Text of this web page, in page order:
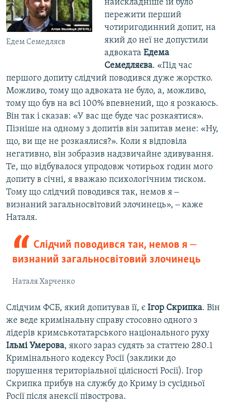
Едем Семедляєв
найскладніше їй було
пережити перший
чотиригодинний допит, на
який до неї не допустили
адвоката Едема
Семедляєва. «Під час
першого допиту слідчий поводився дуже жорстко.
Можливо, тому що адвоката не було, а, можливо,
тому що був на всі 100% впевнений, що я розкаюсь.
Він так і сказав: «У вас ще буде час розкаятися».
Пізніше на одному з допитів він запитав мене: «Ну,
що, ви ще не розкаялися?». Коли я відповіла
негативно, він зобразив надзвичайне здивування.
Те, що відбувалося упродовж чотирьох годин мого
допиту в січні, я вважаю психологічним тиском.
Тому що слідчий поводився так, немов я ‒
визнаний загальносвітовий злочинець», ‒ каже
Наталя.
Слідчий поводився так, немов я ‒
визнаний загальносвітовий злочинець
Наталя Харченко
Слідчим ФСБ, який допитував її, є Ігор Скрипка. Він
же веде кримінальну справу стосовно одного з
лідерів кримськотатарського національного руху
Ільмі Умерова, якого зараз судять за статтею 280.1
Кримінального кодексу Росії (заклики до
порушення територіальної цілісності Росії). Ігор
Скрипка прибув на службу до Криму із сусідньої
Росії після анексії півострова.